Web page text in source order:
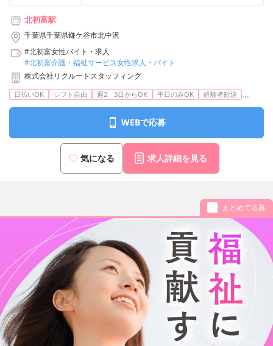
北初富駅
千葉県千葉県鎌ケ谷市北中沢
#北初富女性バイト・求人
#北初富介護・福祉サービス女性求人・バイト
株式会社リクルートスタッフィング
日払いOK シフト自由 週2、3日からOK 平日のみOK 経験者歓迎 ...
WEBで応募
気になる 求人詳細を見る
まとめて応募